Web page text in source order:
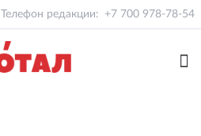
Телефон редакции: +7 700 978-78-54